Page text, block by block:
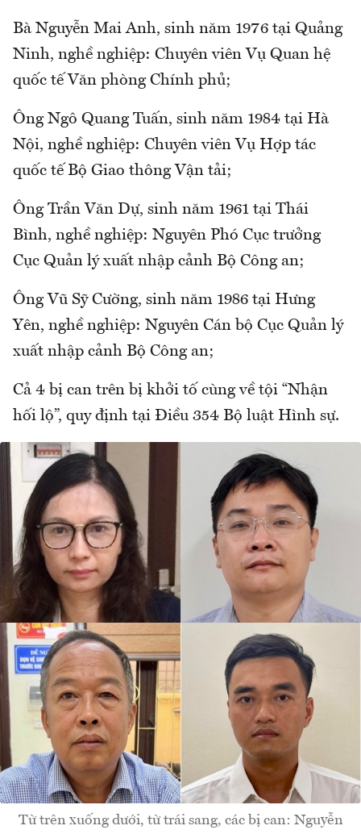
Bà Nguyễn Mai Anh, sinh năm 1976 tại Quảng
Ninh, nghề nghiệp: Chuyên viên Vụ Quan hệ
quốc tế Văn phòng Chính phủ;
Ông Ngô Quang Tuấn, sinh năm 1984 tại Hà
Nội, nghề nghiệp: Chuyên viên Vụ Hợp tác
quốc tế Bộ Giao thông Vận tải;
Ông Trần Văn Dự, sinh năm 1961 tại Thái
Bình, nghề nghiệp: Nguyên Phó Cục trưởng
Cục Quản lý xuất nhập cảnh Bộ Công an;
Ông Vũ Sỹ Cường, sinh năm 1986 tại Hưng
Yên, nghề nghiệp: Nguyên Cán bộ Cục Quản lý
xuất nhập cảnh Bộ Công an;
Cả 4 bị can trên bị khởi tố cùng về tội “Nhận
hối lộ”, quy định tại Điều 354 Bộ luật Hình sự.
Từ trên xuống dưới, từ trái sang, các bị can: Nguyễn